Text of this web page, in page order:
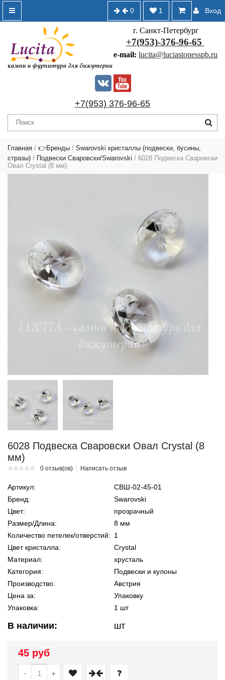
Вход
1
0
г. Санкт-Петербург
+7(953)-376-96-65
e-mail: lucita@luciastonesspb.ru
+7(953) 376-96-65
Главная / 👉Бренды / Swarovski кристаллы (подвески, бусины,
стразы) / Подвески Сваровски/Swarovski / 6028 Подвеска Сваровски
Овал Crystal (8 мм)
6028 Подвеска Сваровски Овал Crystal (8
мм)
0 отзыв(ов) Написать отзыв
Артикул:
СВШ-02-45-01
Бренд:
Swarovski
Цвет:
прозрачный
Размер/Длина:
8 мм
Количество петелек/отверстий: 1
Цвет кристалла:
Crystal
Материал:
хрусталь
Категория:
Подвески и кулоны
Производство:
Австрия
Цена за:
Упаковку
Упаковка:
1 шт
В наличии: шт
45 руб
- +